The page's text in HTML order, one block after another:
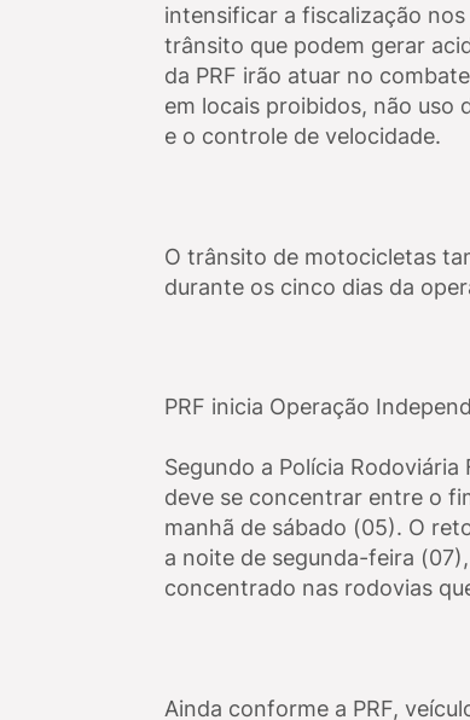
intensificar a fiscalização
trânsito que podem gerar
da PRF irão atuar no
em locais proibidos, não uso
e o controle de velocidade.
O trânsito de motocicletas
durante os cinco dias da
PRF inicia Operação
Segundo a Polícia
deve se concentrar entre o
manhã de sábado (05). O
a noite de segunda-feira
concentrado nas rodovias
Ainda conforme a PRF,